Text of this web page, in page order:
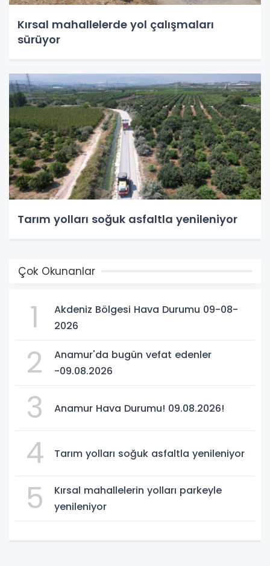
Kırsal mahallelerde yol çalışmaları
sürüyor
Tarım yolları soğuk asfaltla yenileniyor
Çok Okunanlar
1
Akdeniz Bölgesi Hava Durumu 09-08-
2026
2
Anamur'da bugün vefat edenler
-09.08.2026
3 Anamur Hava Durumu! 09.08.2026!
4 Tarım yolları soğuk asfaltla yenileniyor
5
Kırsal mahallelerin yolları parkeyle
yenileniyor